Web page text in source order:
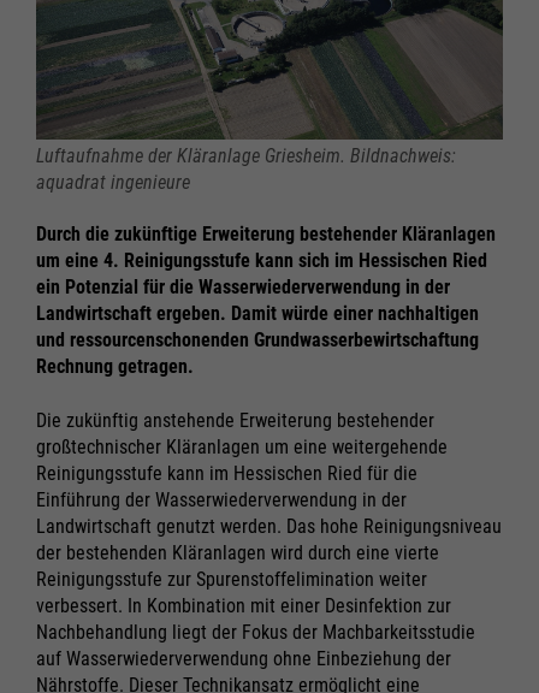
Luftaufnahme der Kläranlage Griesheim. Bildnachweis:
aquadrat ingenieure
Durch die zukünftige Erweiterung bestehender Kläranlagen
um eine 4. Reinigungsstufe kann sich im Hessischen Ried
ein Potenzial für die Wasserwiederverwendung in der
Landwirtschaft ergeben. Damit würde einer nachhaltigen
und ressourcenschonenden Grundwasserbewirtschaftung
Rechnung getragen.
Die zukünftig anstehende Erweiterung bestehender
großtechnischer Kläranlagen um eine weitergehende
Reinigungsstufe kann im Hessischen Ried für die
Einführung der Wasserwiederverwendung in der
Landwirtschaft genutzt werden. Das hohe Reinigungsniveau
der bestehenden Kläranlagen wird durch eine vierte
Reinigungsstufe zur Spurenstoffelimination weiter
verbessert. In Kombination mit einer Desinfektion zur
Nachbehandlung liegt der Fokus der Machbarkeitsstudie
auf Wasserwiederverwendung ohne Einbeziehung der
Nährstoffe. Dieser Technikansatz ermöglicht eine